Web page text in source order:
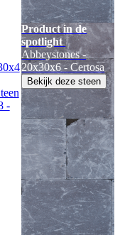
-
Product in de
spotlight
Abbeystones -
20x30x6 - Certosa
Bekijk deze steen